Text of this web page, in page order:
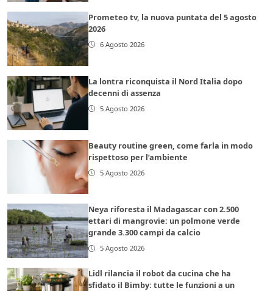
Prometeo tv, la nuova puntata del 5 agosto
2026
6 Agosto 2026
La lontra riconquista il Nord Italia dopo
decenni di assenza
5 Agosto 2026
Beauty routine green, come farla in modo
rispettoso per l’ambiente
5 Agosto 2026
Neya riforesta il Madagascar con 2.500
ettari di mangrovie: un polmone verde
grande 3.300 campi da calcio
5 Agosto 2026
Lidl rilancia il robot da cucina che ha
sfidato il Bimby: tutte le funzioni a un